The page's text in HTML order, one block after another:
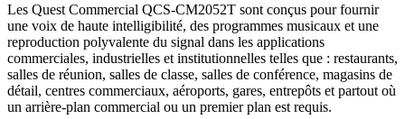
Les Quest Commercial QCS-CM2052T sont conçus pour fournir
une voix de haute intelligibilité, des programmes musicaux et une
reproduction polyvalente du signal dans les applications
commerciales, industrielles et institutionnelles telles que : restaurants,
salles de réunion, salles de classe, salles de conférence, magasins de
détail, centres commerciaux, aéroports, gares, entrepôts et partout où
un arrière-plan commercial ou un premier plan est requis.